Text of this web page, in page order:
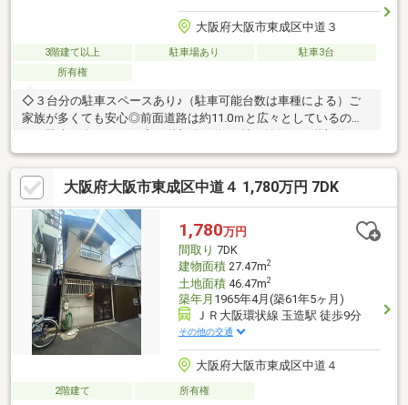
大阪府大阪市東成区中道３
3階建て以上 駐車場あり
駐車3台
所有権
◇３台分の駐車スペースあり♪（駐車可能台数は車種による）ご
家族が多くても安心◎前面道路は約11.0ｍと広々としているの
ォークインクローゼットあり！収納力に優れた物件です♪◇２面
バルコニーありで通風良好！◇２階部分に水回りが集中していて
家事動線良し◎◇ご家族のお顔を見ながらお料理ができる対面式
キッチン☆◇JR・大阪メトロ「森ノ宮」駅まで徒歩６分、大阪メ
トロ「玉造」駅まで徒歩９分！３沿線利用可能！ターミナル駅ま
でのアクセス良好で通勤・通学に便利な立地です♪◇もりのみや
キューズモールBASEまで徒歩１５分♪
大阪府大阪市東成区中道４ 1,780万円 7DK
1,780万円
間取り 7DK
建物面積27.47m2
土地面積46.47m2
築年月 1965年4月(築61年5ヶ月)
ＪＲ大阪環状線 玉造駅 徒歩9分
その他の交通
大阪府大阪市東成区中道４
2階建て 所有権